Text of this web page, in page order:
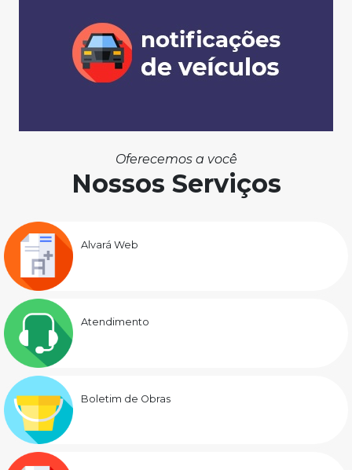
Oferecemos a você
Nossos Serviços
Alvará Web
Atendimento
Boletim de Obras